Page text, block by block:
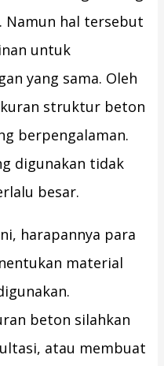
Namun hal tersebut
untuk
yang sama. Oleh
struktur beton
berpengalaman.
digunakan tidak
besar.
harapannya para
material
beton silahkan
atau membuat